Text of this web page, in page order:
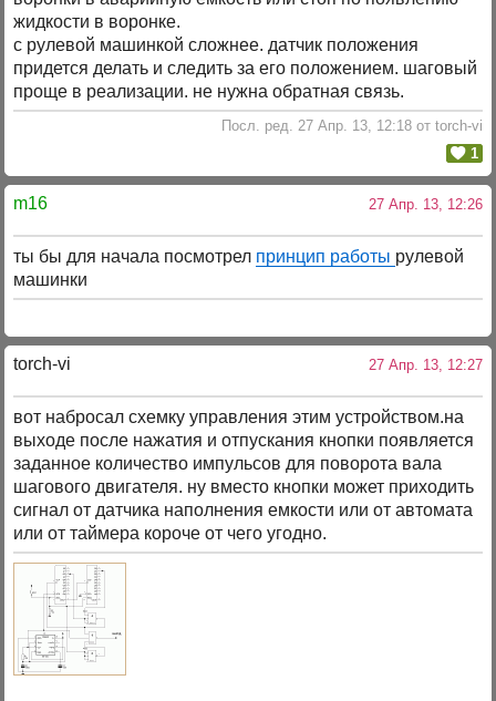
жидкости в воронке.
с рулевой машинкой сложнее. датчик положения
придется делать и следить за его положением. шаговый
проще в реализации. не нужна обратная связь.
Посл. ред. 27 Апр. 13, 12:18 от torch-vi
1
m16 27 Апр. 13, 12:26
ты бы для начала посмотрел принцип работы рулевой
машинки
torch-vi 27 Апр. 13, 12:27
вот набросал схемку управления этим устройством.на
выходе после нажатия и отпускания кнопки появляется
заданное количество импульсов для поворота вала
шагового двигателя. ну вместо кнопки может приходить
сигнал от датчика наполнения емкости или от автомата
или от таймера короче от чего угодно.